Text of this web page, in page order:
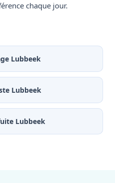
chaque jour.
Lubbeek
Lubbeek
Lubbeek